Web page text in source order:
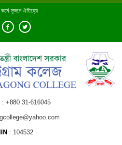
কর্মে সৃজনে ঐতিহ্যে
+880 31-616045
104532